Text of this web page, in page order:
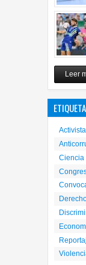
Leer
Ciencia